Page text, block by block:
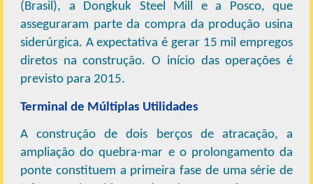
(Brasil), a Dongkuk Steel Mill e a Posco, que
asseguraram parte da compra da produção usina
siderúrgica. A expectativa é gerar 15 mil empregos
diretos na construção. O início das operações é
previsto para 2015.
Terminal de Múltiplas Utilidades
A construção de dois berços de atracação, a
ampliação do quebra-mar e o prolongamento da
ponte constituem a primeira fase de uma série de